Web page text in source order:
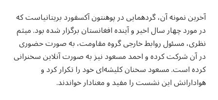
آخرین نمونه آن، گردهمایی در پوهنتون آکسفورد بریتانیاست که
در مورد چهار سال اخیر و آینده افغانستان برگزار شده بود. میثم
نظری، مسئول روابط خارجی گروه مقاومت، به صورت حضوری
در آن شرکت کرده و احمد مسعود نیز به صورت آنلاین سخنرانی
کرده است. مسعود سخنان کلیشه‌ای خود را تکرار کرد و
هوادارانش این نشست را مفید و معنادار خواندند.